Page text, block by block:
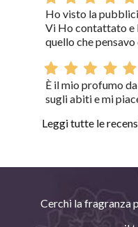
Ho visto la
Vi Ho contattato e
quello che
È il mio profumo
sugli abiti e mi
Leggi tutte le
Cerchi la fragranza